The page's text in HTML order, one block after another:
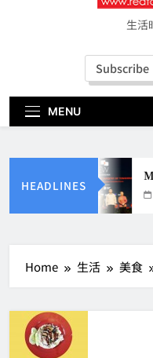
Epson reinvents
generation EcoTank 生活
Subscribe
MENU
HEADLINES
Home 生活 美食